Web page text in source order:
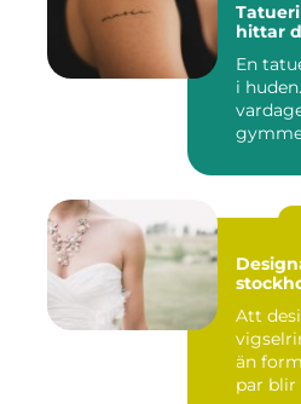
hittar
En
i
Att
än
par blir